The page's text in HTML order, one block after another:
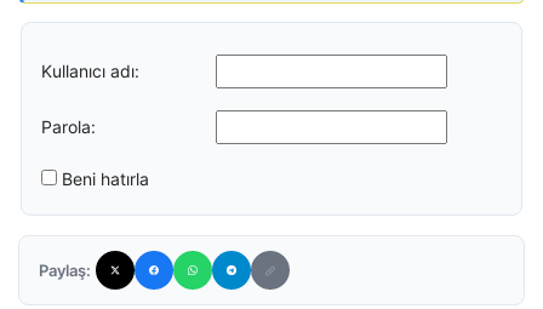
Kullanıcı adı:
Parola:
Beni hatırla
Paylaş: